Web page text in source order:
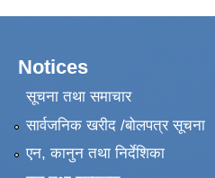
Notices
सूचना तथा समाचार
सार्वजनिक खरीद /बोलपत्र सूचना
एन, कानुन तथा निर्देशिका